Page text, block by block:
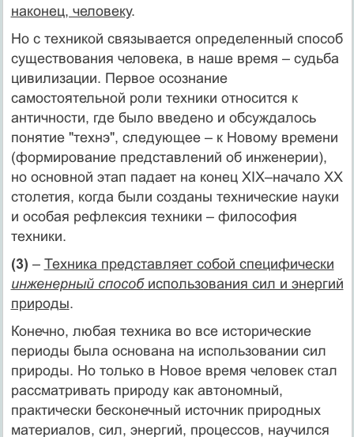
наконец, человеку.
Но с техникой связывается определенный способ
существования человека, в наше время – судьба
цивилизации. Первое осознание
самостоятельной роли техники относится к
античности, где было введено и обсуждалось
понятие "технэ", следующее – к Новому времени
(формирование представлений об инженерии),
но основной этап падает на конец ХIХ–начало ХХ
столетия, когда были созданы технические науки
и особая рефлексия техники – философия
техники.
(3) – Техника представляет собой специфически
инженерный способиспользования сил и энергий
природы.
Конечно, любая техника во все исторические
периоды была основана на использовании сил
природы. Но только в Новое время человек стал
рассматривать природу как автономный,
практически бесконечный источник природных
материалов, сил, энергий, процессов, научился